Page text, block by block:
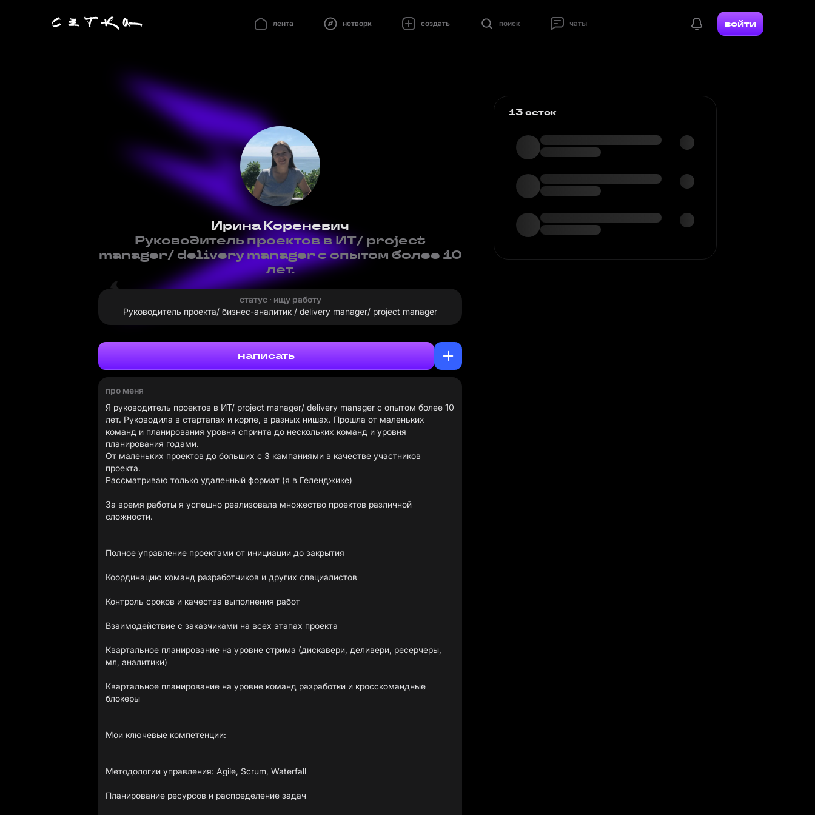
лента нетворк создать поиск чаты войти
Ирина Кореневич
Руководитель проектов в ИТ/ project
manager/ delivery manager с опытом более 10
лет.
статус · ищу работу
Руководитель проекта/ бизнес-аналитик / delivery manager/ project manager
написать
про меня
Я руководитель проектов в ИТ/ project manager/ delivery manager с опытом более 10
лет. Руководила в стартапах и корпе, в разных нишах. Прошла от маленьких
команд и планирования уровня спринта до нескольких команд и уровня
планирования годами.
От маленьких проектов до больших с 3 кампаниями в качестве участников
проекта.
Рассматриваю только удаленный формат (я в Геленджике)
За время работы я успешно реализовала множество проектов различной
сложности.
Полное управление проектами от инициации до закрытия
Координацию команд разработчиков и других специалистов
Контроль сроков и качества выполнения работ
Взаимодействие с заказчиками на всех этапах проекта
Квартальное планирование на уровне стрима (дискавери, деливери, ресерчеры,
мл, аналитики)
Квартальное планирование на уровне команд разработки и кросскомандные
блокеры
Мои ключевые компетенции:
Методологии управления: Agile, Scrum, Waterfall
Планирование ресурсов и распределение задач
13 сеток